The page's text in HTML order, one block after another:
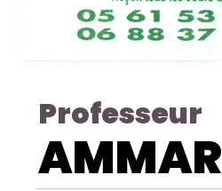
Professeur
AMMAR